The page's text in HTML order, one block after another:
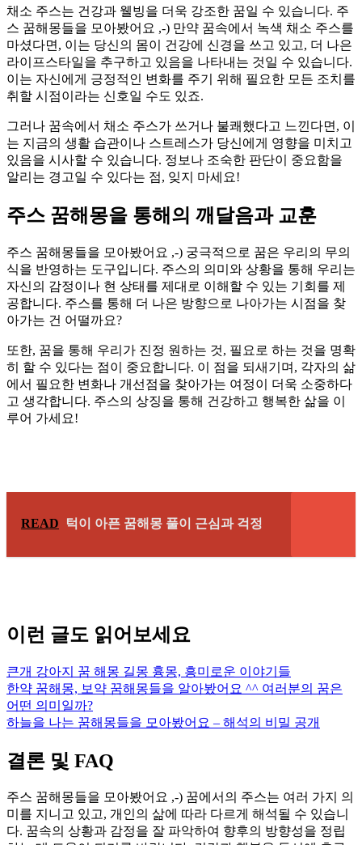
채소 주스는 건강과 웰빙을 더욱 강조한 꿈일 수 있습니다. 주
스 꿈해몽들을 모아봤어요 ,-) 만약 꿈속에서 녹색 채소 주스를
마셨다면, 이는 당신의 몸이 건강에 신경을 쓰고 있고, 더 나은
라이프스타일을 추구하고 있음을 나타내는 것일 수 있습니다.
이는 자신에게 긍정적인 변화를 주기 위해 필요한 모든 조치를
취할 시점이라는 신호일 수도 있죠.
그러나 꿈속에서 채소 주스가 쓰거나 불쾌했다고 느낀다면, 이
는 지금의 생활 습관이나 스트레스가 당신에게 영향을 미치고
있음을 시사할 수 있습니다. 정보나 조숙한 판단이 중요함을
알리는 경고일 수 있다는 점, 잊지 마세요!
주스 꿈해몽을 통해의 깨달음과 교훈
주스 꿈해몽들을 모아봤어요 ,-) 궁극적으로 꿈은 우리의 무의
식을 반영하는 도구입니다. 주스의 의미와 상황을 통해 우리는
자신의 감정이나 현 상태를 제대로 이해할 수 있는 기회를 제
공합니다. 주스를 통해 더 나은 방향으로 나아가는 시점을 찾
아가는 건 어떨까요?
또한, 꿈을 통해 우리가 진정 원하는 것, 필요로 하는 것을 명확
히 할 수 있다는 점이 중요합니다. 이 점을 되새기며, 각자의 삶
에서 필요한 변화나 개선점을 찾아가는 여정이 더욱 소중하다
고 생각합니다. 주스의 상징을 통해 건강하고 행복한 삶을 이
루어 가세요!
READ 턱이 아픈 꿈해몽 풀이 근심과 걱정
이런 글도 읽어보세요
큰개 강아지 꿈 해몽 길몽 흉몽, 흥미로운 이야기들
한약 꿈해몽, 보약 꿈해몽들을 알아봤어요 ^^ 여러분의 꿈은
어떤 의미일까?
하늘을 나는 꿈해몽들을 모아봤어요 – 해석의 비밀 공개
결론 및 FAQ
주스 꿈해몽들을 모아봤어요 ,-) 꿈에서의 주스는 여러 가지 의
미를 지니고 있고, 개인의 삶에 따라 다르게 해석될 수 있습니
다. 꿈속의 상황과 감정을 잘 파악하여 향후의 방향성을 정립